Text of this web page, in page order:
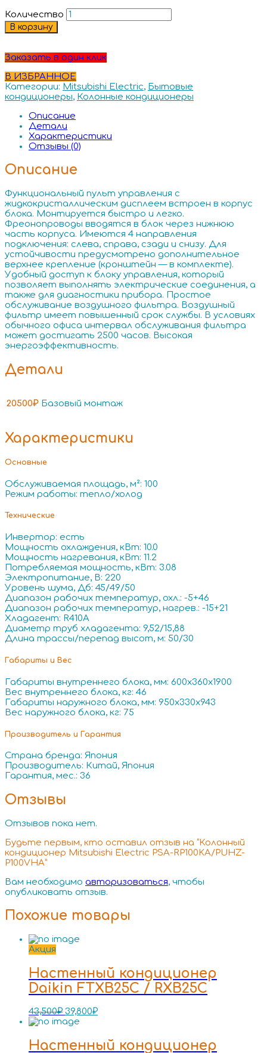
Количество
В корзину
Заказать в один клик
В ИЗБРАННОЕ
Категории: Mitsubishi Electric, Бытовые
кондиционеры, Колонные кондиционеры
Описание
Детали
Характеристики
Отзывы (0)
Описание
Функциональный пульт управления с
жидкокристаллическим дисплеем встроен в корпус
блока. Монтируется быстро и легко.
Фреонопроводы вводятся в блок через нижнюю
часть корпуса. Имеются 4 направления
подключения: слева, справа, сзади и снизу. Для
устойчивости предусмотрено дополнительное
верхнее крепление (кронштейн — в комплекте).
Удобный доступ к блоку управления, который
позволяет выполнять электрические соединения, а
также для диагностики прибора. Простое
обслуживание воздушного фильтра. Воздушный
фильтр имеет повышенный срок службы. В условиях
обычного офиса интервал обслуживания фильтра
может достигать 2500 часов. Высокая
энергоэффективность.
Детали
20500₽ Базовый монтаж
Характеристики
Основные
Обслуживаемая площадь, м²: 100
Режим работы: тепло/холод
Технические
Инвертор: есть
Мощность охлаждения, кВт: 10.0
Мощность нагревания, кВт: 11.2
Потребляемая мощность, кВт: 3.08
Электропитание, В: 220
Уровень шума, Дб: 45/49/50
Диапазон рабочих температур, охл.: -5+46
Диапазон рабочих температур, нагрев.: -15+21
Хладагент: R410A
Диаметр труб хладагента: 9,52/15,88
Длина трассы/перепад высот, м: 50/30
Габариты и Вес
Габариты внутреннего блока, мм: 600x360x1900
Вес внутреннего блока, кг: 46
Габариты наружного блока, мм: 950x330x943
Вес наружного блока, кг: 75
Производитель и Гарантия
Страна бренда: Япония
Производитель: Китай, Япония
Гарантия, мес.: 36
Отзывы
Отзывов пока нет.
Будьте первым, кто оставил отзыв на “Колонный
кондиционер Mitsubishi Electric PSA-RP100KA/PUHZ-
P100VHA”
Вам необходимо авторизоваться, чтобы
опубликовать отзыв.
Похожие товары
Акция
Настенный кондиционер
Daikin FTXB25C / RXB25C
43,500₽ 39,800₽
Настенный кондиционер